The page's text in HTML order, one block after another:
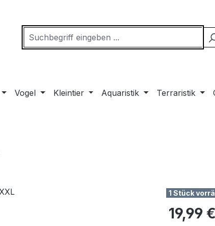
Vogel Kleintier Aquaristik Terraristik
1 Stück
Regulärer
19,99 €